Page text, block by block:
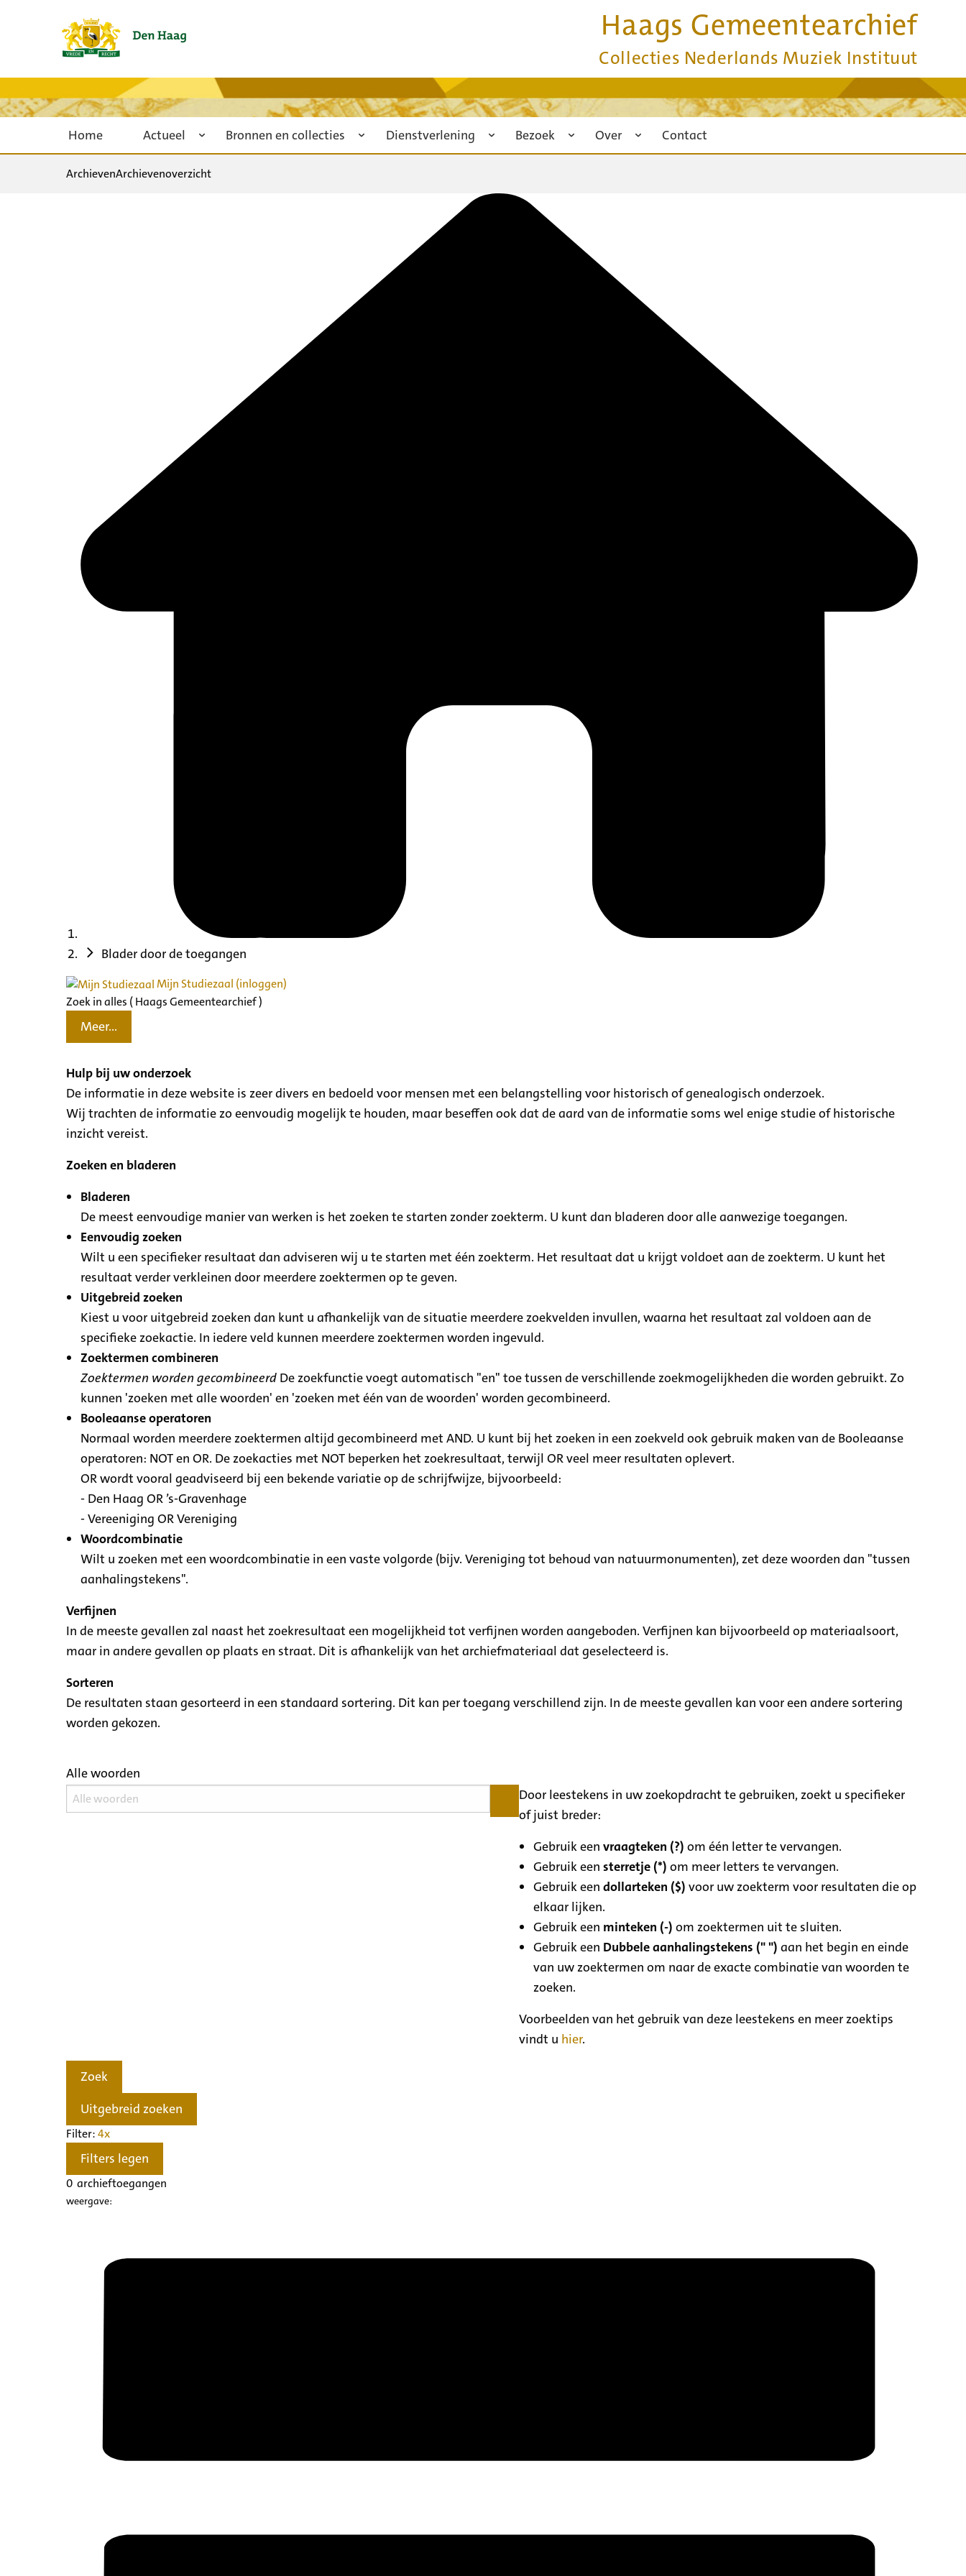
Haags Gemeentearchief
Collecties Nederlands Muziek Instituut
Home Actueel Bronnen en collecties Dienstverlening Bezoek Over Contact
ArchievenArchievenoverzicht
Blader door de toegangen
Mijn Studiezaal (inloggen)
Zoek in alles ( Haags Gemeentearchief )
Meer...
Hulp bij uw onderzoek
De informatie in deze website is zeer divers en bedoeld voor mensen met een belangstelling voor historisch of genealogisch onderzoek.
Wij trachten de informatie zo eenvoudig mogelijk te houden, maar beseffen ook dat de aard van de informatie soms wel enige studie of historische
inzicht vereist.
Zoeken en bladeren
Bladeren
De meest eenvoudige manier van werken is het zoeken te starten zonder zoekterm. U kunt dan bladeren door alle aanwezige toegangen.
Eenvoudig zoeken
Wilt u een specifieker resultaat dan adviseren wij u te starten met één zoekterm. Het resultaat dat u krijgt voldoet aan de zoekterm. U kunt het
resultaat verder verkleinen door meerdere zoektermen op te geven.
Uitgebreid zoeken
Kiest u voor uitgebreid zoeken dan kunt u afhankelijk van de situatie meerdere zoekvelden invullen, waarna het resultaat zal voldoen aan de
specifieke zoekactie. In iedere veld kunnen meerdere zoektermen worden ingevuld.
Zoektermen combineren
Zoektermen worden gecombineerd De zoekfunctie voegt automatisch "en" toe tussen de verschillende zoekmogelijkheden die worden gebruikt. Zo
kunnen 'zoeken met alle woorden' en 'zoeken met één van de woorden' worden gecombineerd.
Booleaanse operatoren
Normaal worden meerdere zoektermen altijd gecombineerd met AND. U kunt bij het zoeken in een zoekveld ook gebruik maken van de Booleaanse
operatoren: NOT en OR. De zoekacties met NOT beperken het zoekresultaat, terwijl OR veel meer resultaten oplevert.
OR wordt vooral geadviseerd bij een bekende variatie op de schrijfwijze, bijvoorbeeld:
- Den Haag OR ’s-Gravenhage
- Vereeniging OR Vereniging
Woordcombinatie
Wilt u zoeken met een woordcombinatie in een vaste volgorde (bijv. Vereniging tot behoud van natuurmonumenten), zet deze woorden dan "tussen
aanhalingstekens".
Verfijnen
In de meeste gevallen zal naast het zoekresultaat een mogelijkheid tot verfijnen worden aangeboden. Verfijnen kan bijvoorbeeld op materiaalsoort,
maar in andere gevallen op plaats en straat. Dit is afhankelijk van het archiefmateriaal dat geselecteerd is.
Sorteren
De resultaten staan gesorteerd in een standaard sortering. Dit kan per toegang verschillend zijn. In de meeste gevallen kan voor een andere sortering
worden gekozen.
Alle woorden
Door leestekens in uw zoekopdracht te gebruiken, zoekt u specifieker
of juist breder:
Gebruik eenvraagteken (?) om één letter te vervangen.
Gebruik eensterretje (*) om meer letters te vervangen.
Gebruik eendollarteken ($) voor uw zoekterm voor resultaten die op
elkaar lijken.
Gebruik een minteken (-) om zoektermen uit te sluiten.
Gebruik een Dubbele aanhalingstekens (" ") aan het begin en einde
van uw zoektermen om naar de exacte combinatie van woorden te
zoeken.
Voorbeelden van het gebruik van deze leestekens en meer zoektips
vindt u hier.
Zoek
Uitgebreid zoeken
Filter:4x
Filters legen
0 archieftoegangen
weergave: